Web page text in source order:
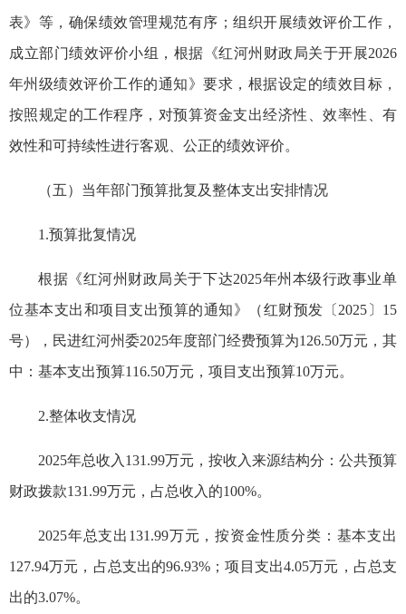
表》等，确保绩效管理规范有序；组织开展绩效评价工作，
成立部门绩效评价小组，根据《红河州财政局关于开展2026
年州级绩效评价工作的通知》要求，根据设定的绩效目标，
按照规定的工作程序，对预算资金支出经济性、效率性、有
效性和可持续性进行客观、公正的绩效评价。
（五）当年部门预算批复及整体支出安排情况
1.预算批复情况
根据《红河州财政局关于下达2025年州本级行政事业单
位基本支出和项目支出预算的通知》（红财预发〔2025〕15
号），民进红河州委2025年度部门经费预算为126.50万元，其
中：基本支出预算116.50万元，项目支出预算10万元。
2.整体收支情况
2025年总收入131.99万元，按收入来源结构分：公共预算
财政拨款131.99万元，占总收入的100%。
2025年总支出131.99万元，按资金性质分类：基本支出
127.94万元，占总支出的96.93%；项目支出4.05万元，占总支
出的3.07%。